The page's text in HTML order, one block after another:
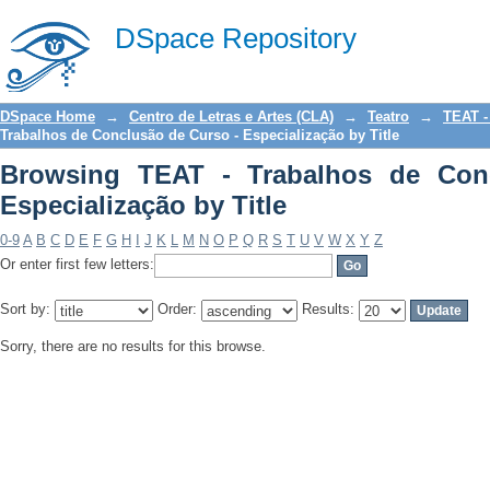
DSpace Repository
Browsing TEAT - Trabalhos de
DSpace Home → Centro de Letras e Artes (CLA) → Teatro →
TEAT
Trabalhos de Conclusão de Curso - Especialização by Title
Browsing TEAT - Trabalhos de
Especialização by Title
0-9 A B C D E F G H J K L M N O P Q R S T U V W X Y Z
Or enter first few letters:
Sort by: Order: Results:
Sorry, there are no results for this browse.